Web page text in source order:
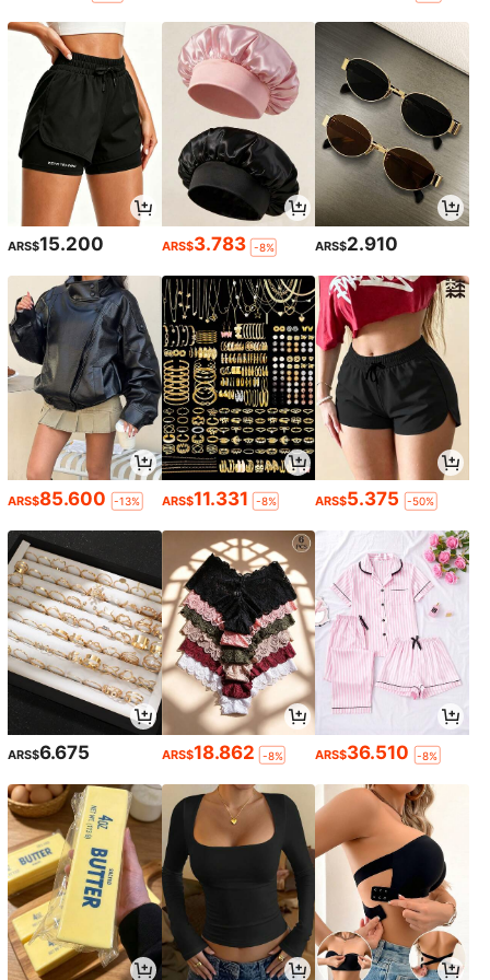
ARS$15.200 ARS$3.783 -8% ARS$2.910
ARS$85.600 -13% ARS$11.331 -8% ARS$5.375 -50%
ARS$6.675 ARS$18.862 -8% ARS$36.510 -8%